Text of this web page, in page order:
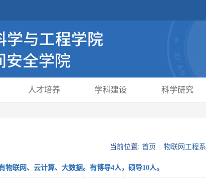
人才培养 学科建设 科学研究
当前位置: 首页 物联网工程系
联网、云计算、大数据。有博导4人，硕导10人。